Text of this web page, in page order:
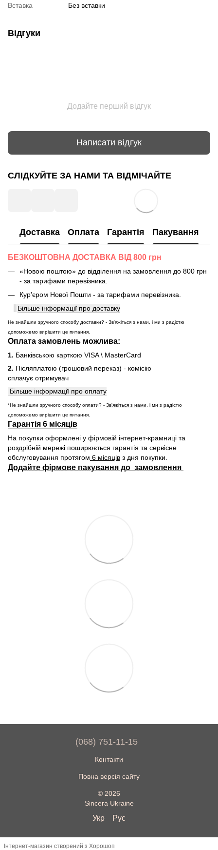
Вставка
Без вставки
Відгуки
Додайте перший відгук
Написати відгук
СЛІДКУЙТЕ ЗА НАМИ ТА ВІДМІЧАЙТЕ
Доставка Оплата Гарантія Пакування
БЕЗКОШТОВНА ДОСТАВКА ВІД 800 грн
«Новою поштою» до відділення на замовлення до 800 грн
- за тарифами перевізника.
Кур'єром Нової Пошти - за тарифами перевізника.
Більше інформації про доставку
Не знайшли зручного способу доставки? - Зв'яжіться з нами, і ми з радістю
допоможемо вирішити це питання.
Оплата замовлень можлива:
1. Банківською карткою VISA \ MasterCard
2. Післяплатою (грошовий переказ) - комісію
сплачує отримувач
Більше інформації про оплату
*Не знайшли зручного способу оплати? - Зв'яжіться з нами, і ми з радістю
допоможемо вирішити це питання.
Гарантія 6 місяців
На покупки оформлені у фірмовій інтернет-крамниці та
роздрібній мережі поширюється гарантія та сервісне
обслуговування протягом 6 місяців з дня покупки.
Додайте фірмове пакування до замовлення
(068) 751-11-15
Контакти
Повна версія сайту
© 2026
Sincera Ukraine
Укр Рус
Інтернет-магазин створений з Хорошоп